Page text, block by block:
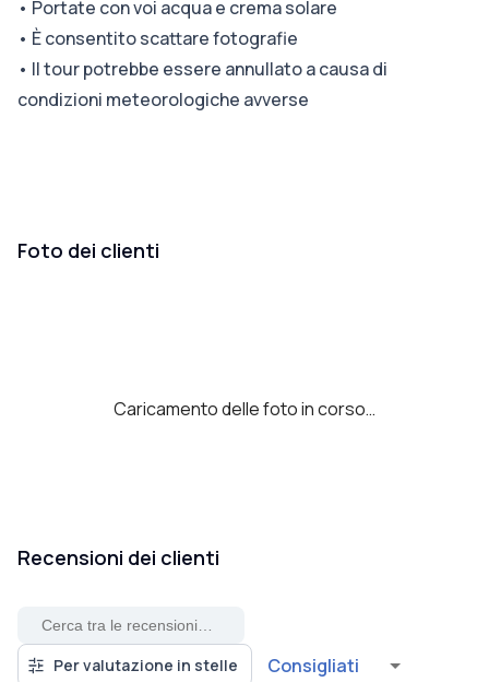
• Portate con voi acqua e crema solare
• È consentito scattare fotografie
• Il tour potrebbe essere annullato a causa di
condizioni meteorologiche avverse
Foto dei clienti
Caricamento delle foto in corso…
Recensioni dei clienti
Per valutazione in stelle Consigliati